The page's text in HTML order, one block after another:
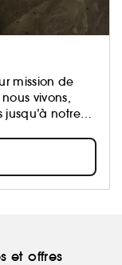
mission de
vivons,
notre
de ce que
et offres